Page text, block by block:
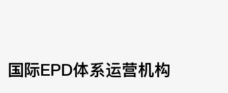
国际EPD体系运营机构